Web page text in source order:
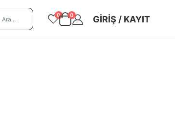
0 0 GIRIŞ / KAYIT